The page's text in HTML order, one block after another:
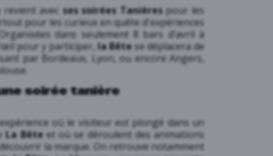
revient avec ses soirées Tanièrespour les
pour les curieux en quête d'expériences
dans seulement 8 bars d’avril à
pour y participer, la Bête se déplacera de
par Bordeaux, Lyon, ou encore Angers,
soirée tanière
où le visiteur est plongé dans un
La Bêteet où se déroulent des animations
la marque. On retrouve notamment